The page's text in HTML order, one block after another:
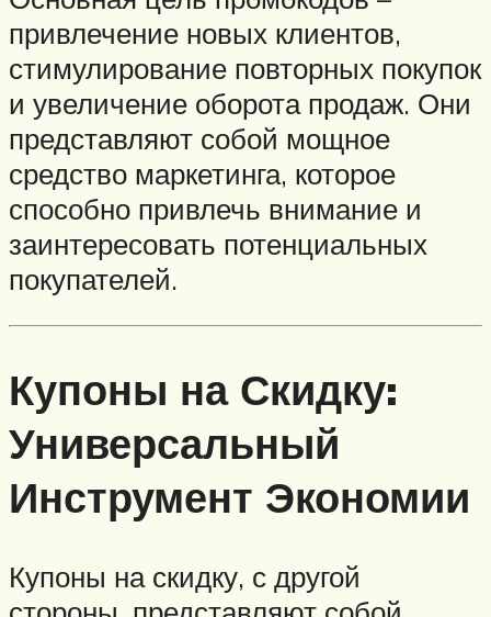
привлечение новых клиентов,
стимулирование повторных покупок
и увеличение оборота продаж. Они
представляют собой мощное
средство маркетинга, которое
способно привлечь внимание и
заинтересовать потенциальных
покупателей.
Купоны на Скидку:
Универсальный
Инструмент Экономии
Купоны на скидку, с другой